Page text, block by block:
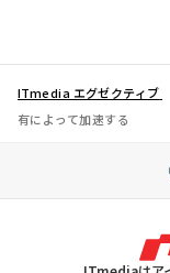
ITmedia エグゼクティブ
有によって加速する